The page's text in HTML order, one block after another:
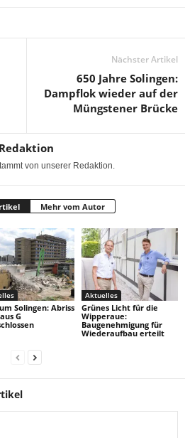
Nächster Artikel
650 Jahre Solingen:
Dampflok wieder auf der
Müngstener Brücke
Redaktion
von unserer Redaktion.
Mehr vom Autor
Solingen: Abriss
G
Aktuelles
Grünes Licht für die
Wipperaue:
Baugenehmigung für
Wiederaufbau erteilt